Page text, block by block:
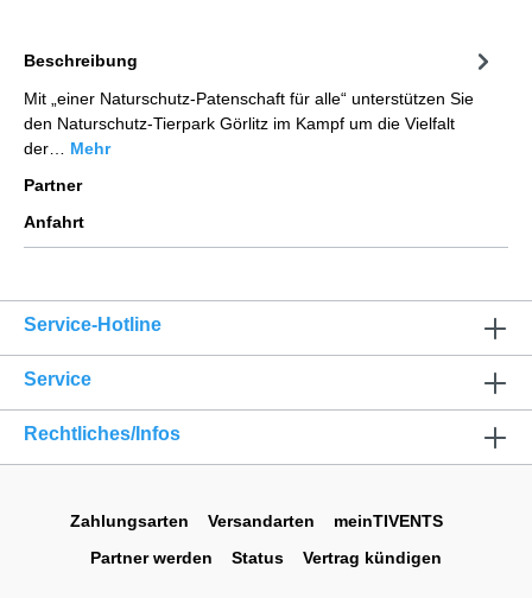
Beschreibung
Mit „einer Naturschutz-Patenschaft für alle“ unterstützen Sie
den Naturschutz-Tierpark Görlitz im Kampf um die Vielfalt
der… Mehr
Partner
Anfahrt
Service-Hotline
Service
Rechtliches/Infos
Zahlungsarten Versandarten
meinTIVENTS
Partner werden
Status Vertrag kündigen